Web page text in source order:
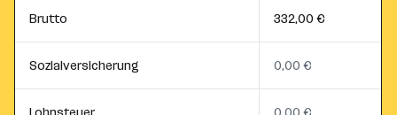
Brutto 332,00 €
Sozialversicherung 0,00 €